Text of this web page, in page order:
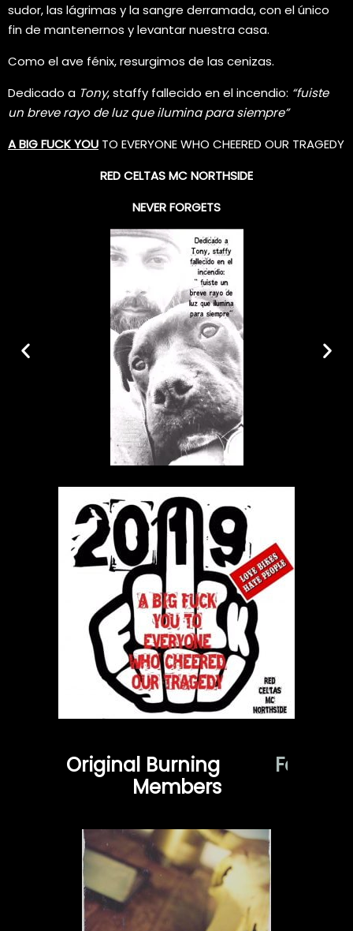
sudor, las lágrimas y la sangre derramada, con el único
fin de mantenernos y levantar nuestra casa.
Como el ave fénix, resurgimos de las cenizas.
Dedicado a Tony, staffy fallecido en el incendio: “fuiste
un breve rayo de luz que ilumina para siempre”
A BIG FUCK YOU TO EVERYONE WHO CHEERED OUR TRAGEDY
RED CELTAS MC NORTHSIDE
NEVER FORGETS
Original Burning Fa
C
Members